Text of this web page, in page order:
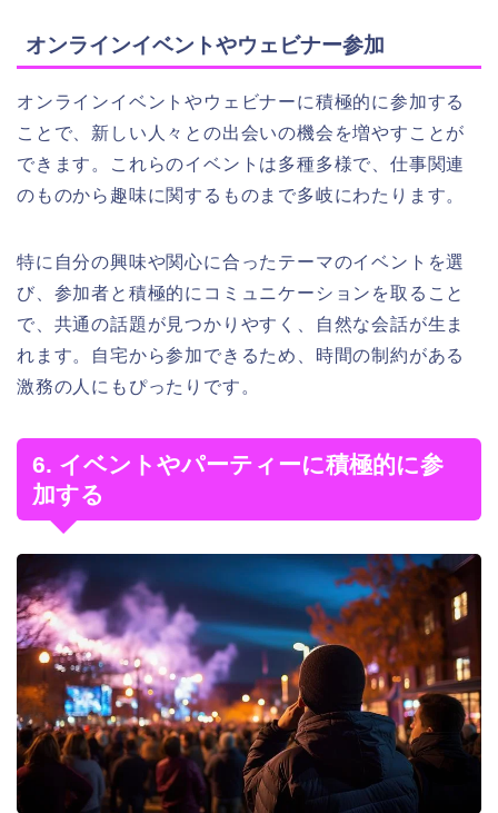
オンラインイベントやウェビナー参加
オンラインイベントやウェビナーに積極的に参加する
ことで、新しい人々との出会いの機会を増やすことが
できます。これらのイベントは多種多様で、仕事関連
のものから趣味に関するものまで多岐にわたります。
特に自分の興味や関心に合ったテーマのイベントを選
び、参加者と積極的にコミュニケーションを取ること
で、共通の話題が見つかりやすく、自然な会話が生ま
れます。自宅から参加できるため、時間の制約がある
激務の人にもぴったりです。
6. イベントやパーティーに積極的に参
加する